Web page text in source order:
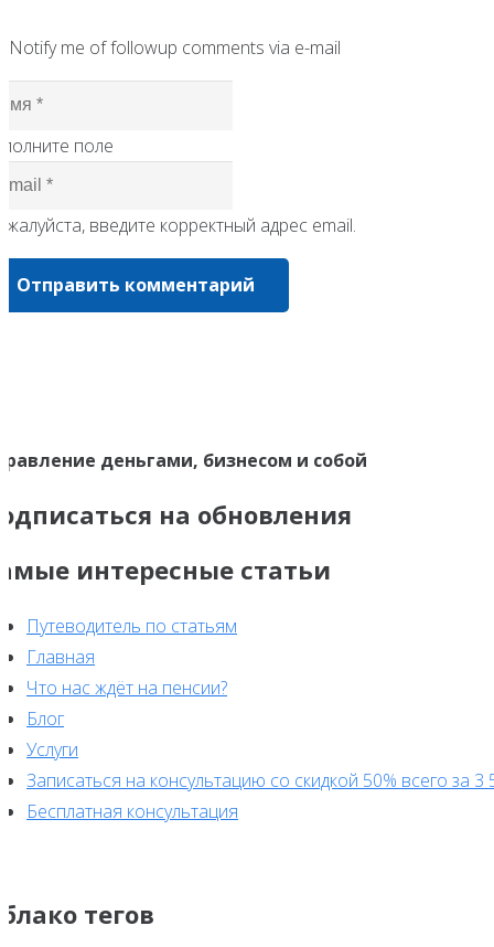
Notify me of followup comments via e-mail
поле
введите корректный адрес email.
Отправить комментарий
деньгами, бизнесом и собой
на обновления
интересные статьи
Путеводитель по статьям
Главная
Что нас ждёт на пенсии?
Блог
Услуги
Записаться на консультацию со скидкой 50% всего за 3
Бесплатная консультация
тегов